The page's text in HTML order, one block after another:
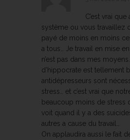
C’est vrai
système ou vous travaillez
payé de moins en moins
a tous… Je travail en mise
n’est pas dans mes
d’hippocrate est tellement
antidépresseurs sont
stress… et c’est vrai que
beaucoup moins de stress
voit quand il y a des
autres a cause du travail…
On applaudira aussi le fait